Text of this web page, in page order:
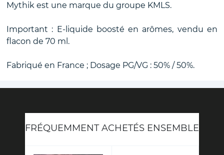
Mythik est une marque du groupe KMLS.
Important : E-liquide boosté en arômes, vendu en
flacon de 70 ml.
Fabriqué en France ; Dosage PG/VG : 50% / 50%.
FRÉQUEMMENT ACHETÉS ENSEMBLE